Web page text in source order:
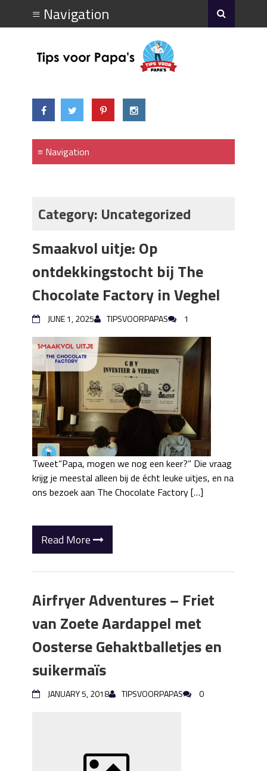
Category: Uncategorized
Smaakvol uitje: Op
ontdekkingstocht bij The
Chocolate Factory in Veghel
JUNE 1, 2025 TIPSVOORPAPAS 1
Tweet“Papa, mogen we nog een keer?” Die vraag
krijg je meestal alleen bij de écht leuke uitjes, en na
ons bezoek aan The Chocolate Factory […]
Read More
Airfryer Adventures – Friet
van Zoete Aardappel met
Oosterse Gehaktballetjes en
suikermaïs
JANUARY 5, 2018 TIPSVOORPAPAS 0